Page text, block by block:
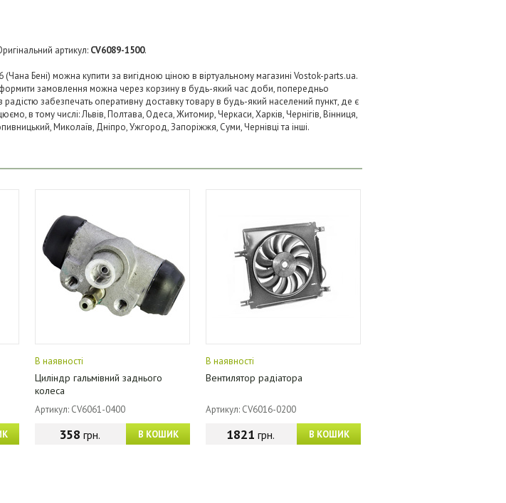
артикул: CV6089-1500.
Бені) можна купити за вигідною ціною в віртуальному магазині Vostok-parts.ua.
замовлення можна через корзину в будь-який час доби, попередньо
радістю забезпечать оперативну доставку товару в будь-який населений пункт, де є
в тому числі: Львів, Полтава, Одеса, Житомир, Черкаси, Харків, Чернігів, Вінниця,
Миколаїв, Дніпро, Ужгород, Запоріжжя, Суми, Чернівці та інші.
В наявності
Циліндр гальмівний заднього
колеса
Артикул: CV6061-0400
В КОШИК
358 грн.
В наявності
Вентилятор радіатора
Артикул: CV6016-0200
В КОШИК
1821 грн.